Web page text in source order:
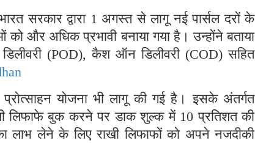
सरकार द्वारा 1 अगस्त से लागू नई पार्सल दरों के
को और अधिक प्रभावी बनाया गया है। उन्होंने बताया
(POD), कैश ऑन डिलीवरी (COD) सहित
प्रोत्साहन योजना भी लागू की गई है। इसके अंतर्गत
लिफाफे बुक करने पर डाक शुल्क में 10 प्रतिशत की
लाभ लेने के लिए राखी लिफाफों को अपने नजदीकी